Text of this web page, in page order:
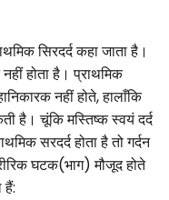
सिरदर्द कहा जाता है।
होता है। प्राथमिक
नहीं होते, हालाँकि
है। चूंकि मस्तिष्क स्वयं दर्द
सरदर्द होता है तो गर्दन
घटक(भाग) मौजूद होते
हैं: